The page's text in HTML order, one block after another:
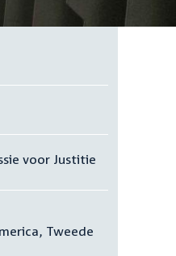
voor Justitie
Tweede